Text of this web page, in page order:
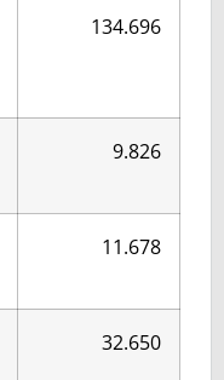
134.696
9.826
11.678
32.650